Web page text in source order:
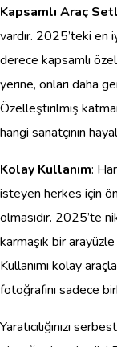
Kapsamlı Araç
vardır. 2025’teki en
derece kapsamlı
yerine, onları daha
Özelleştirilmiş
hangi sanatçının
Kolay Kullanım:
isteyen herkes için
olmasıdır. 2025’te
karmaşık bir arayüzle
Kullanımı kolay
fotoğrafını sadece
Yaratıcılığınızı